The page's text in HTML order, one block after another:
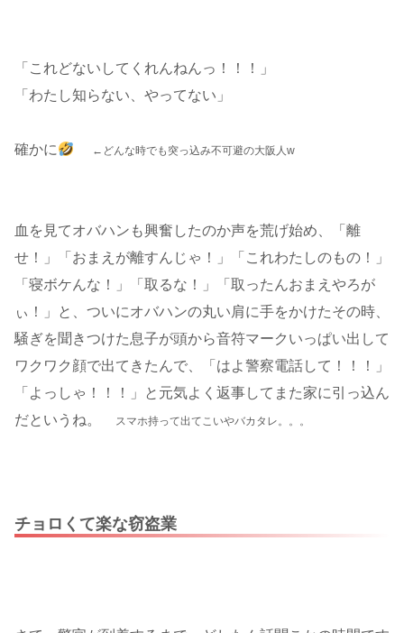
「これどないしてくれんねんっ！！！」
「わたし知らない、やってない」
確かに ←どんな時でも突っ込み不可避の大阪人w
血を見てオバハンも興奮したのか声を荒げ始め、「離
せ！」「おまえが離すんじゃ！」「これわたしのもの！」
「寝ボケんな！」「取るな！」「取ったんおまえやろが
ぃ！」と、ついにオバハンの丸い肩に手をかけたその時、
騒ぎを聞きつけた息子が頭から音符マークいっぱい出して
ワクワク顔で出てきたんで、「はよ警察電話して！！！」
「よっしゃ！！！」と元気よく返事してまた家に引っ込ん
だというね。
スマホ持って出てこいやバカタレ。。。
チョロくて楽な窃盗業